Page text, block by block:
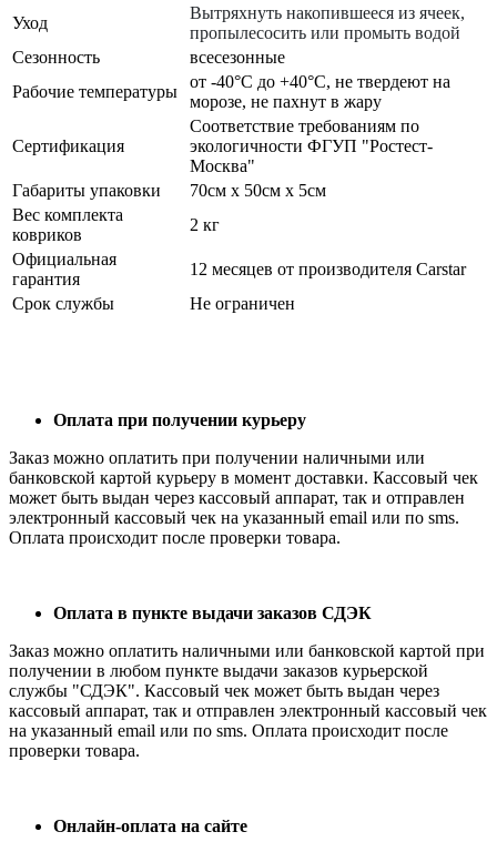
Уход
Вытряхнуть накопившееся из ячеек,
пропылесосить или промыть водой
Сезонность
всесезонные
Рабочие температуры
от -40°С до +40°С, не твердеют на
морозе, не пахнут в жару
Сертификация
Соответствие требованиям по
экологичности ФГУП "Ростест-
Москва"
Габариты упаковки
70см x 50см x 5см
Вес комплекта
ковриков
2 кг
Официальная
гарантия
12 месяцев от производителя Carstar
Срок службы
Не ограничен
Оплата при получении курьеру
Заказ можно оплатить при получении наличными или
банковской картой курьеру в момент доставки. Кассовый чек
может быть выдан через кассовый аппарат, так и отправлен
электронный кассовый чек на указанный email или по sms.
Оплата происходит после проверки товара.
Оплата в пункте выдачи заказов СДЭК
Заказ можно оплатить наличными или банковской картой при
получении в любом пункте выдачи заказов курьерской
службы "СДЭК". Кассовый чек может быть выдан через
кассовый аппарат, так и отправлен электронный кассовый чек
на указанный email или по sms. Оплата происходит после
проверки товара.
Онлайн-оплата на сайте